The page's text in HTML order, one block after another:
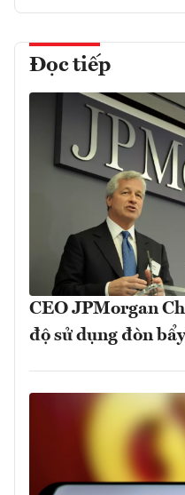
Đọc tiếp
CEO JPMorgan
độ sử dụng đòn